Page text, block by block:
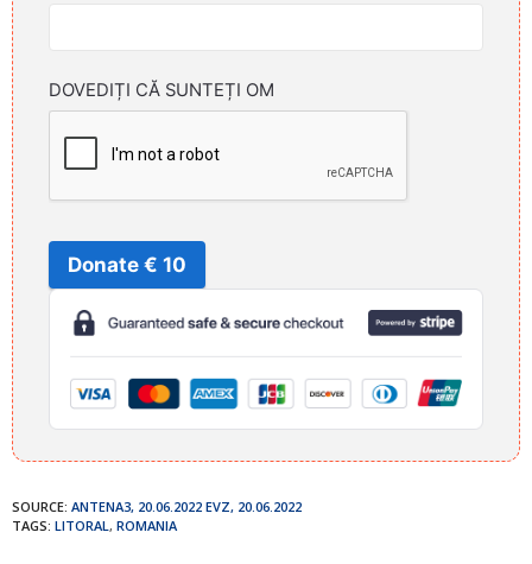
DOVEDIȚI CĂ SUNTEȚI OM
Donate € 10
SOURCE: ANTENA3, 20.06.2022 EVZ, 20.06.2022
TAGS: LITORAL, ROMANIA